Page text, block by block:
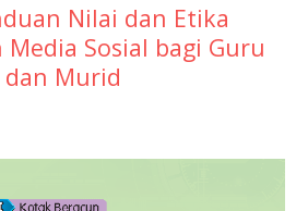
Nilai dan Etika
Media Sosial bagi Guru
dan Murid